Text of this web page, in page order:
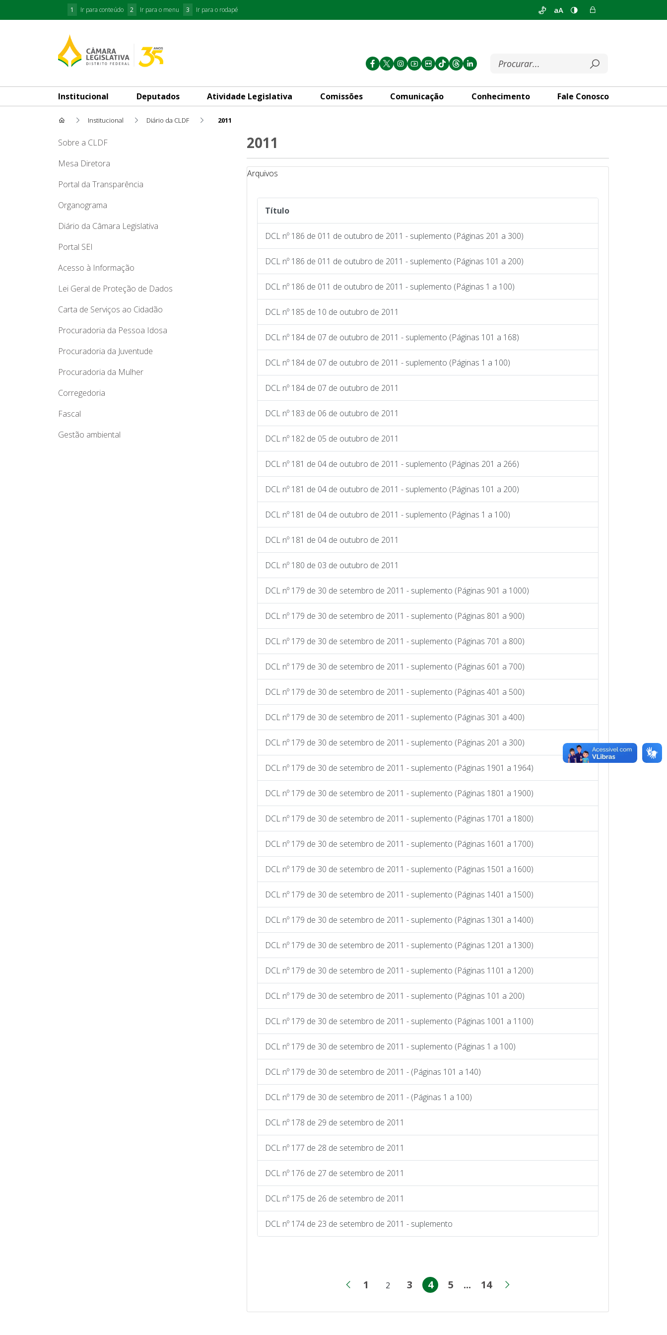
1 Ir para conteúdo 2 Ir para o menu 3 Ir para o rodapé aA
Institucional Deputados Atividade Legislativa Comissões Comunicação Conhecimento Fale Conosco
Institucional Diário da CLDF 2011
Sobre a CLDF
Mesa Diretora
Portal da Transparência
Organograma
Diário da Câmara Legislativa
Portal SEI
Acesso à Informação
Lei Geral de Proteção de Dados
Carta de Serviços ao Cidadão
Procuradoria da Pessoa Idosa
Procuradoria da Juventude
Procuradoria da Mulher
Corregedoria
Fascal
Gestão ambiental
2011
Arquivos
Título
DCL nº 186 de 011 de outubro de 2011 - suplemento (Páginas 201 a 300)
DCL nº 186 de 011 de outubro de 2011 - suplemento (Páginas 101 a 200)
DCL nº 186 de 011 de outubro de 2011 - suplemento (Páginas 1 a 100)
DCL nº 185 de 10 de outubro de 2011
DCL nº 184 de 07 de outubro de 2011 - suplemento (Páginas 101 a 168)
DCL nº 184 de 07 de outubro de 2011 - suplemento (Páginas 1 a 100)
DCL nº 184 de 07 de outubro de 2011
DCL nº 183 de 06 de outubro de 2011
DCL nº 182 de 05 de outubro de 2011
DCL nº 181 de 04 de outubro de 2011 - suplemento (Páginas 201 a 266)
DCL nº 181 de 04 de outubro de 2011 - suplemento (Páginas 101 a 200)
DCL nº 181 de 04 de outubro de 2011 - suplemento (Páginas 1 a 100)
DCL nº 181 de 04 de outubro de 2011
DCL nº 180 de 03 de outubro de 2011
DCL nº 179 de 30 de setembro de 2011 - suplemento (Páginas 901 a 1000)
DCL nº 179 de 30 de setembro de 2011 - suplemento (Páginas 801 a 900)
DCL nº 179 de 30 de setembro de 2011 - suplemento (Páginas 701 a 800)
DCL nº 179 de 30 de setembro de 2011 - suplemento (Páginas 601 a 700)
DCL nº 179 de 30 de setembro de 2011 - suplemento (Páginas 401 a 500)
DCL nº 179 de 30 de setembro de 2011 - suplemento (Páginas 301 a 400)
DCL nº 179 de 30 de setembro de 2011 - suplemento (Páginas 201 a 300)
DCL nº 179 de 30 de setembro de 2011 - suplemento (Páginas 1901 a 1964)
DCL nº 179 de 30 de setembro de 2011 - suplemento (Páginas 1801 a 1900)
DCL nº 179 de 30 de setembro de 2011 - suplemento (Páginas 1701 a 1800)
DCL nº 179 de 30 de setembro de 2011 - suplemento (Páginas 1601 a 1700)
DCL nº 179 de 30 de setembro de 2011 - suplemento (Páginas 1501 a 1600)
DCL nº 179 de 30 de setembro de 2011 - suplemento (Páginas 1401 a 1500)
DCL nº 179 de 30 de setembro de 2011 - suplemento (Páginas 1301 a 1400)
DCL nº 179 de 30 de setembro de 2011 - suplemento (Páginas 1201 a 1300)
DCL nº 179 de 30 de setembro de 2011 - suplemento (Páginas 1101 a 1200)
DCL nº 179 de 30 de setembro de 2011 - suplemento (Páginas 101 a 200)
DCL nº 179 de 30 de setembro de 2011 - suplemento (Páginas 1001 a 1100)
DCL nº 179 de 30 de setembro de 2011 - suplemento (Páginas 1 a 100)
DCL nº 179 de 30 de setembro de 2011 - (Páginas 101 a 140)
DCL nº 179 de 30 de setembro de 2011 - (Páginas 1 a 100)
DCL nº 178 de 29 de setembro de 2011
DCL nº 177 de 28 de setembro de 2011
DCL nº 176 de 27 de setembro de 2011
DCL nº 175 de 26 de setembro de 2011
DCL nº 174 de 23 de setembro de 2011 - suplemento
Página anterior
Página
1 Página
2 Página
3 Página
4 Página
5 ...Páginas intermediárias
Página
14